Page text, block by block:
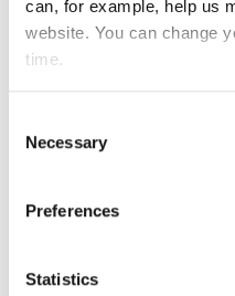
can, for example, help us
website. You can change
time.
Selection
Necessary
Preferences
Statistics
jäsenille 500 euroa
jokainen yhtiön
hallintoneuvoston
että VR-Yhtymä